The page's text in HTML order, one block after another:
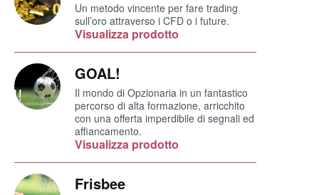
Un metodo vincente per fare trading
sull’oro attraverso i CFD o i future.
Visualizza prodotto
GOAL!
Il mondo di Opzionaria in un fantastico
percorso di alta formazione, arricchito
con una offerta imperdibile di segnali ed
affiancamento.
Visualizza prodotto
Frisbee